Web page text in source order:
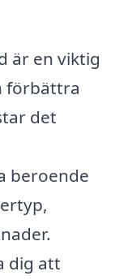
är en viktig
förbättra
det
beroende
dig att